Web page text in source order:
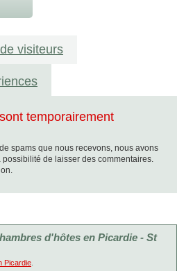
visiteurs
temporairement
spams que nous recevons, nous avons
de laisser des commentaires.
d'hôtes en Picardie - St
Picardie